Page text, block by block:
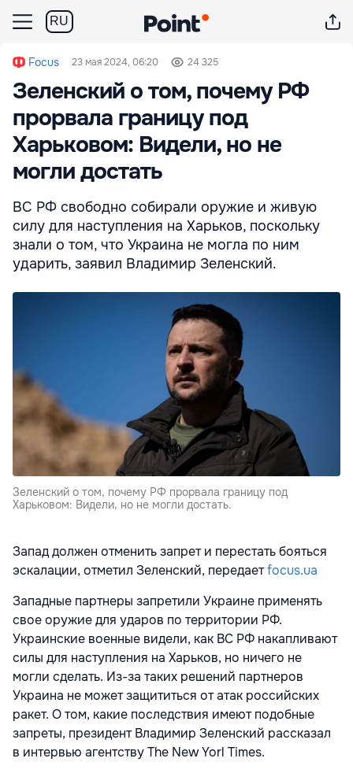
RU
Focus 23 мая 2024, 06:20 24 325
Зеленский о том, почему РФ
прорвала границу под
Харьковом: Видели, но не
могли достать
ВС РФ свободно собирали оружие и живую
силу для наступления на Харьков, поскольку
знали о том, что Украина не могла по ним
ударить, заявил Владимир Зеленский.
Зеленский о том, почему РФ прорвала границу под
Харьковом: Видели, но не могли достать.
Запад должен отменить запрет и перестать бояться
эскалации, отметил Зеленский, передаетfocus.ua
Западные партнеры запретили Украине применять
свое оружие для ударов по территории РФ.
Украинские военные видели, как ВС РФ накапливают
силы для наступления на Харьков, но ничего не
могли сделать. Из-за таких решений партнеров
Украина не может защититься от атак российских
ракет. О том, какие последствия имеют подобные
запреты, президент Владимир Зеленский рассказал
в интервью агентству The New Yorl Times.